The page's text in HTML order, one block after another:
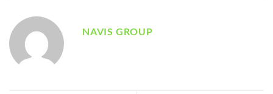
NAVIS GROUP